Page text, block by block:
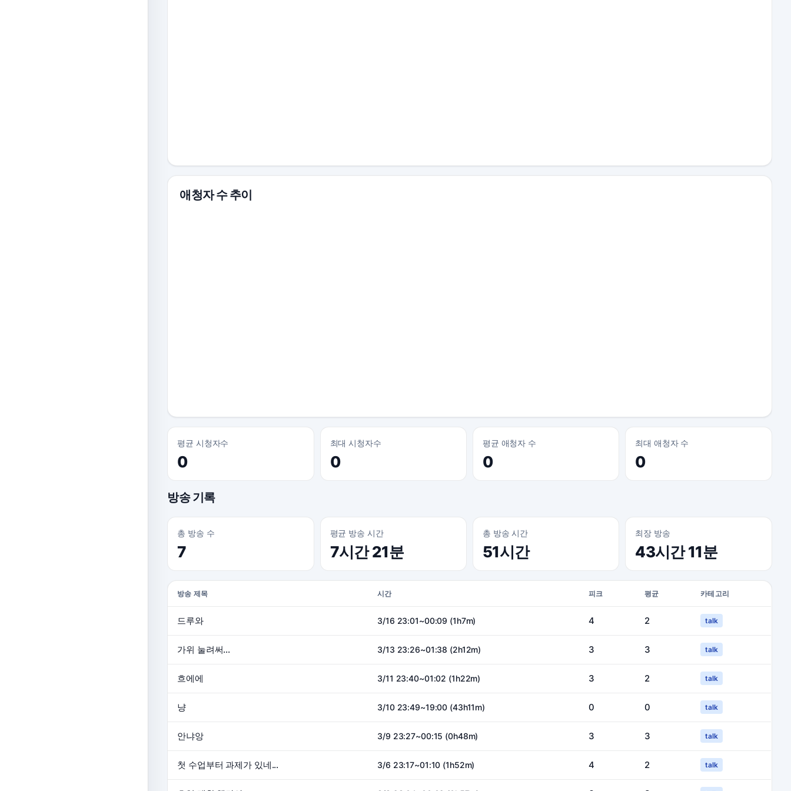
애청자 수 추이
평균 시청자수
0
최대 시청자수
0
평균 애청자 수
0
최대 애청자 수
0
방송 기록
총 방송 수
7
평균 방송 시간
7시간 21분
총 방송 시간
51시간
최장 방송
43시간 11분
방송 제목 시간 피크 평균 카테고리
드루와 3/16 23:01~00:09 (1h7m) 4 2 talk
가위 눌려써... 3/13 23:26~01:38 (2h12m) 3 3 talk
흐에에 3/11 23:40~01:02 (1h22m) 3 2 talk
냥 3/10 23:49~19:00 (43h11m) 0 0 talk
안냐앙 3/9 23:27~00:15 (0h48m) 3 3 talk
첫 수업부터 과제가 있네... 3/6 23:17~01:10 (1h52m) 4 2 talk